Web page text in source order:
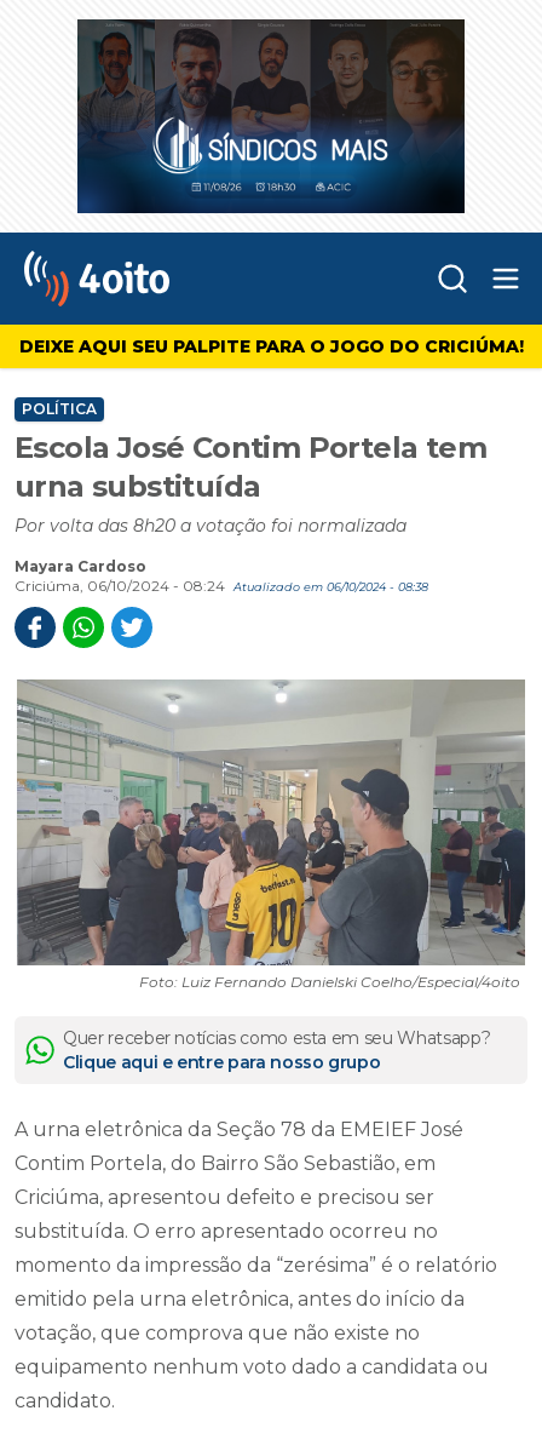
4oito
DEIXE AQUI SEU PALPITE PARA O JOGO DO CRICIÚMA!
POLÍTICA
Escola José Contim Portela tem
urna substituída
Por volta das 8h20 a votação foi normalizada
Mayara Cardoso
Criciúma, 06/10/2024 - 08:24
Atualizado em 06/10/2024 - 08:38
Foto: Luiz Fernando Danielski Coelho/Especial/4oito
Quer receber notícias como esta em seu Whatsapp?
Clique aqui e entre para nosso grupo
A urna eletrônica da Seção 78 da EMEIEF José
Contim Portela, do Bairro São Sebastião, em
Criciúma, apresentou defeito e precisou ser
substituída. O erro apresentado ocorreu no
momento da impressão da “zerésima” é o relatório
emitido pela urna eletrônica, antes do início da
votação, que comprova que não existe no
equipamento nenhum voto dado a candidata ou
candidato.